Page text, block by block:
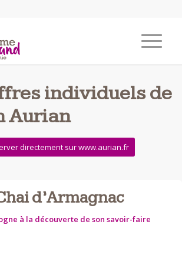
individuels de
Aurian
directement sur www.aurian.fr
d’Armagnac
à la découverte de son savoir-faire